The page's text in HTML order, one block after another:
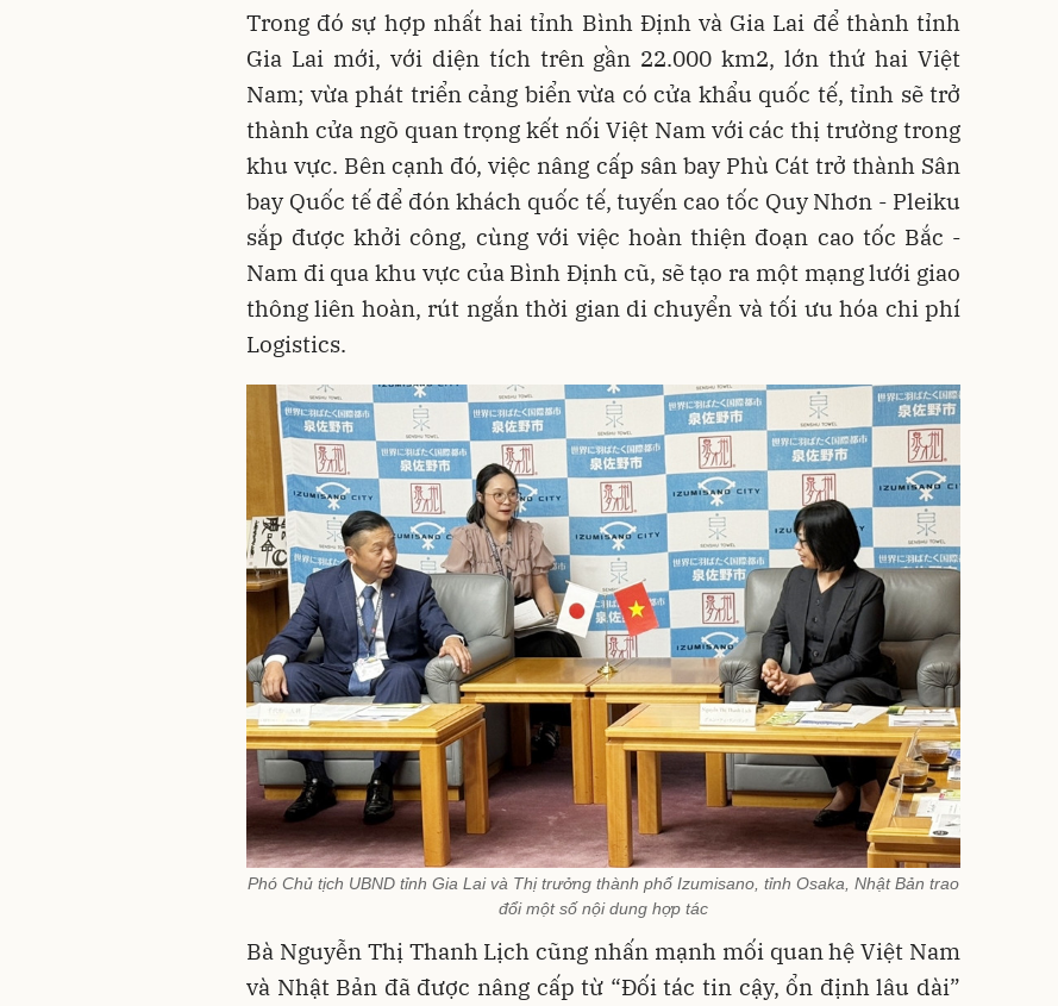
Trong đó sự hợp nhất hai tỉnh Bình Định và Gia Lai để thành tỉnh
Gia Lai mới, với diện tích trên gần 22.000 km2, lớn thứ hai Việt
Nam; vừa phát triển cảng biển vừa có cửa khẩu quốc tế, tỉnh sẽ trở
thành cửa ngõ quan trọng kết nối Việt Nam với các thị trường trong
khu vực. Bên cạnh đó, việc nâng cấp sân bay Phù Cát trở thành Sân
bay Quốc tế để đón khách quốc tế, tuyến cao tốc Quy Nhơn - Pleiku
sắp được khởi công, cùng với việc hoàn thiện đoạn cao tốc Bắc -
Nam đi qua khu vực của Bình Định cũ, sẽ tạo ra một mạng lưới giao
thông liên hoàn, rút ngắn thời gian di chuyển và tối ưu hóa chi phí
Logistics.
Phó Chủ tịch UBND tỉnh Gia Lai và Thị trưởng thành phố Izumisano, tỉnh Osaka, Nhật Bản trao
đổi một số nội dung hợp tác
Bà Nguyễn Thị Thanh Lịch cũng nhấn mạnh mối quan hệ Việt Nam
và Nhật Bản đã được nâng cấp từ “Đối tác tin cậy, ổn định lâu dài”